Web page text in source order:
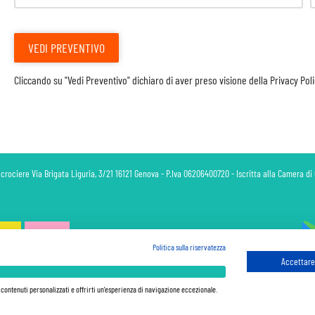
VEDI PREVENTIVO
Cliccando su "Vedi Preventivo" dichiaro di aver preso visione della Privacy
Via Brigata Liguria, 3/21 16121 Genova - P.Iva 06206400720 - Iscritta alla Camera di
da pagare a bordo, salvo dove espressamente indicato. I Prezzi si intendono "a partire da" e sono
Politica sulla riservatezza
personalizzati e offrirti un'esperienza di navigazione eccezionale.